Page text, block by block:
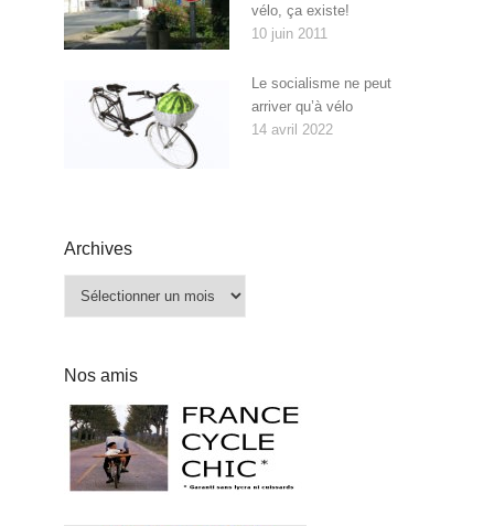
vélo, ça existe!
10 juin 2011
Le socialisme ne peut
arriver qu’à vélo
14 avril 2022
Archives
Nos amis